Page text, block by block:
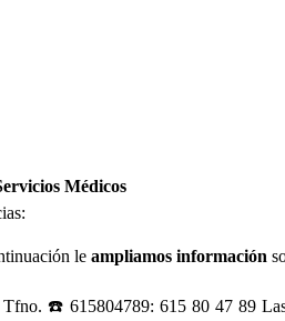
Médicos
le ampliamos información
☎️ 615804789: 615 80 47 89 Las